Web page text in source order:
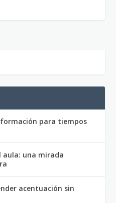
para tiempos
aula: una mirada
acentuación sin